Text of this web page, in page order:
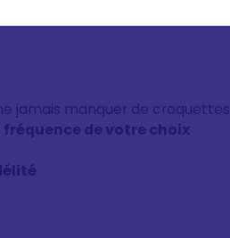
jamais manquer de croquettes
de votre choix